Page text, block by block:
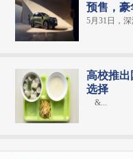
预售，豪
5月31日，
高校推
选择
&...